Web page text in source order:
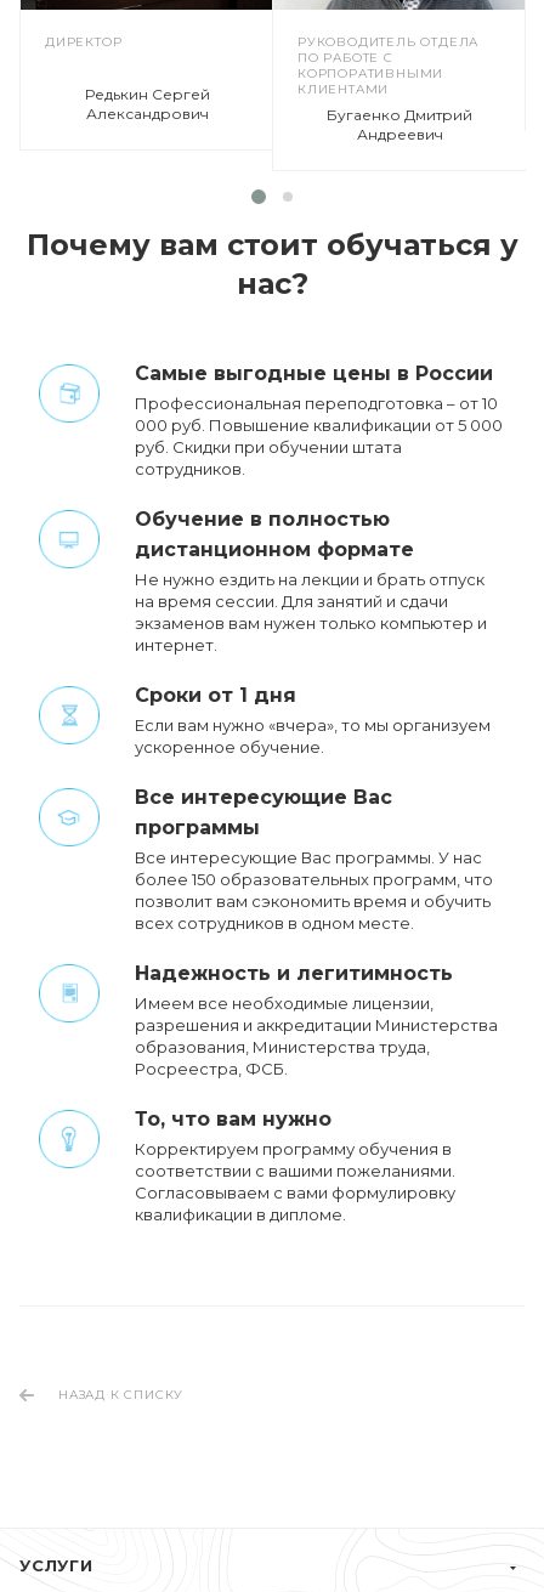
ДИРЕКТОР
Редькин Сергей
Александрович
РУКОВОДИТЕЛЬ ОТДЕЛА
ПО РАБОТЕ С
КОРПОРАТИВНЫМИ
КЛИЕНТАМИ
Бугаенко Дмитрий
Андреевич
Почему вам стоит обучаться у
нас?
Cамые выгодные цены в России
Профессиональная переподготовка – от 10
000 руб. Повышение квалификации от 5 000
руб. Cкидки при обучении штата
сотрудников.
Обучение в полностью
дистанционном формате
Не нужно ездить на лекции и брать отпуск
на время сессии. Для занятий и сдачи
экзаменов вам нужен только компьютер и
интернет.
Сроки от 1 дня
Если вам нужно «вчера», то мы организуем
ускоренное обучение.
Все интересующие Вас
программы
Все интересующие Вас программы. У нас
более 150 образовательных программ, что
позволит вам сэкономить время и обучить
всех сотрудников в одном месте.
Надежность и легитимность
Имеем все необходимые лицензии,
разрешения и аккредитации Министерства
образования, Министерства труда,
Росреестра, ФСБ.
То, что вам нужно
Корректируем программу обучения в
соответствии с вашими пожеланиями.
Cогласовываем с вами формулировку
квалификации в дипломе.
НАЗАД К СПИСКУ
УСЛУГИ